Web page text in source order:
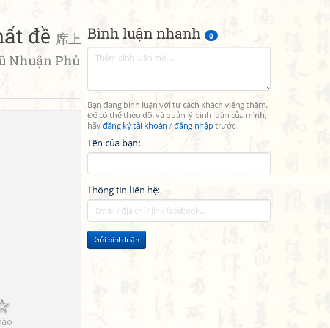
Bình luận nhanh 0
Bạn đang bình luận với tư cách khách viếng thăm.
Để có thể theo dõi và quản lý bình luận của mình,
hãyđăng ký tài khoản /đăng nhậptrước.
Tên của bạn:
Thông tin liên hệ:
Gửi bình luận
đề 席上
Nhuận Phủ